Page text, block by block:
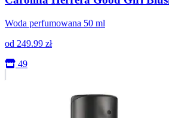
Woda perfumowana 50 ml
od 249.99 zł
49